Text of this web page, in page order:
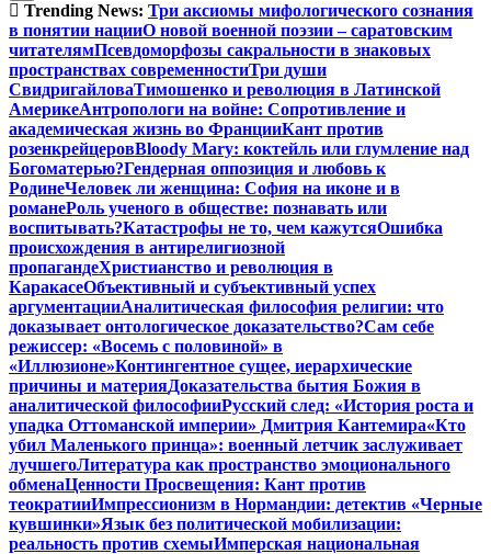
Trending News: Три аксиомы мифологического сознания
в понятии нацииО новой военной поэзии – саратовским
читателямПсевдоморфозы сакральности в знаковых
пространствах современностиТри души
СвидригайловаТимошенко и революция в Латинской
АмерикеАнтропологи на войне: Сопротивление и
академическая жизнь во ФранцииКант против
розенкрейцеровBloody Mary: коктейль или глумление над
Богоматерью?Гендерная оппозиция и любовь к
РодинеЧеловек ли женщина: София на иконе и в
романеРоль ученого в обществе: познавать или
воспитывать?Катастрофы не то, чем кажутсяОшибка
происхождения в антирелигиозной
пропагандеХристианство и революция в
КаракасеОбъективный и субъективный успех
аргументацииАналитическая философия религии: что
доказывает онтологическое доказательство?Сам себе
режиссер: «Восемь с половиной» в
«Иллюзионе»Контингентное сущее, иерархические
причины и материяДоказательства бытия Божия в
аналитической философииРусский след: «История роста и
упадка Оттоманской империи» Дмитрия Кантемира«Кто
убил Маленького принца»: военный летчик заслуживает
лучшегоЛитература как пространство эмоционального
обменаЦенности Просвещения: Кант против
теократииИмпрессионизм в Нормандии: детектив «Черные
кувшинки»Язык без политической мобилизации:
реальность против схемыИмперская национальная